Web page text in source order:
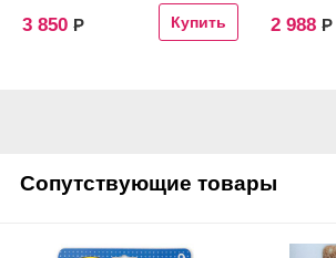
3 850 Р 2 988 Р
Сопутствующие товары